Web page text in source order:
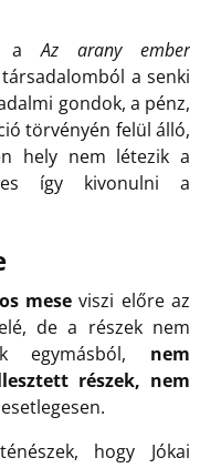
aAz arany ember
a senki
gondok, a pénz,
törvényén felül álló,
hely nem létezik a
így kivonulni a
meseviszi előre az
de a részek nem
egymásból, nem
részek, nem
hogy Jókai